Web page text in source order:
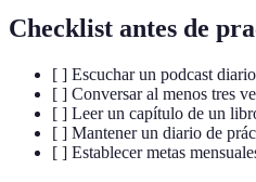
Checklist antes de
[ ] Escuchar un podcast
[ ] Conversar al menos tres
[ ] Leer un capítulo de un
[ ] Mantener un diario de
[ ] Establecer metas